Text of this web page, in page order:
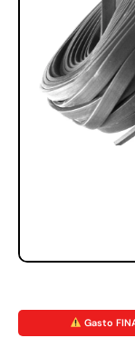
Gasto
Rampa Móvil
carga